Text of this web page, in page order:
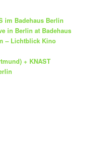
im Badehaus Berlin
in Berlin at Badehaus
– Lichtblick Kino
+ KNAST